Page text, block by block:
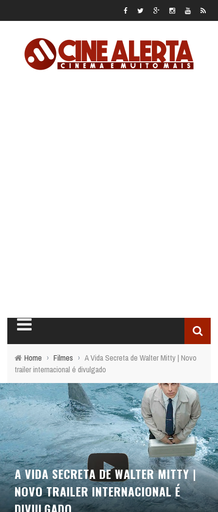
Home › Filmes › A Vida Secreta de Walter Mitty | Novo
trailer internacional é divulgado
A VIDA SECRETA DE WALTER MITTY |
NOVO TRAILER INTERNACIONAL É